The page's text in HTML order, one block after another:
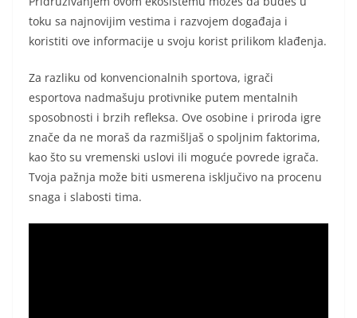
toku sa najnovijim vestima i razvojem događaja i
koristiti ove informacije u svoju korist prilikom klađenja.
Za razliku od konvencionalnih sportova, igrači
esportova nadmašuju protivnike putem mentalnih
sposobnosti i brzih refleksa. Ove osobine i priroda igre
znače da ne moraš da razmišljaš o spoljnim faktorima,
kao što su vremenski uslovi ili moguće povrede igrača.
Tvoja pažnja može biti usmerena isključivo na procenu
snaga i slabosti tima.